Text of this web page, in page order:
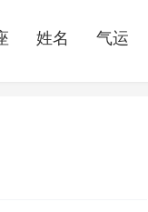
姓名 气运